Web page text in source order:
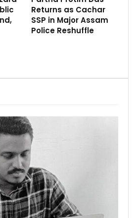
Returns as Cachar
SSP in Major Assam
Police Reshuffle